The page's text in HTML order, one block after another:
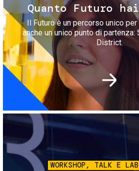
Quanto Futuro
Il Futuro è un percorso unico per
anche un unico punto di partenza:
District.
WORKSHOP, TALK E